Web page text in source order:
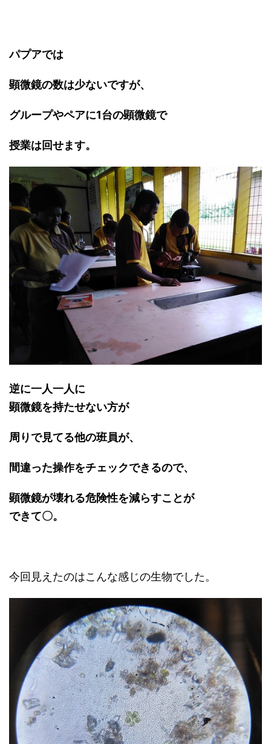
パプアでは
顕微鏡の数は少ないですが、
グループやペアに1台の顕微鏡で
授業は回せます。
逆に一人一人に
顕微鏡を持たせない方が
周りで見てる他の班員が、
間違った操作をチェックできるので、
顕微鏡が壊れる危険性を減らすことが
できて〇。
今回見えたのはこんな感じの生物でした。